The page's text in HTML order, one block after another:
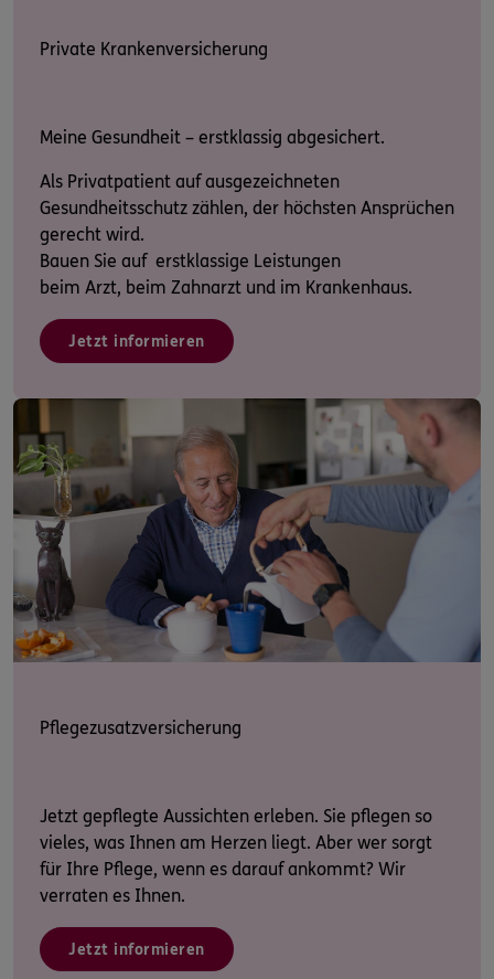
Private Krankenversicherung
Meine Gesundheit – erstklassig abgesichert.
Als Privatpatient auf ausgezeichneten
Gesundheitsschutz zählen, der höchsten Ansprüchen
gerecht wird.
Bauen Sie auf erstklassige Leistungen
beim Arzt, beim Zahnarzt und im Krankenhaus.
Jetzt informieren
Pflegezusatzversicherung
Jetzt gepflegte Aussichten erleben. Sie pflegen so
vieles, was Ihnen am Herzen liegt. Aber wer sorgt
für Ihre Pflege, wenn es darauf ankommt? Wir
verraten es Ihnen.
Jetzt informieren